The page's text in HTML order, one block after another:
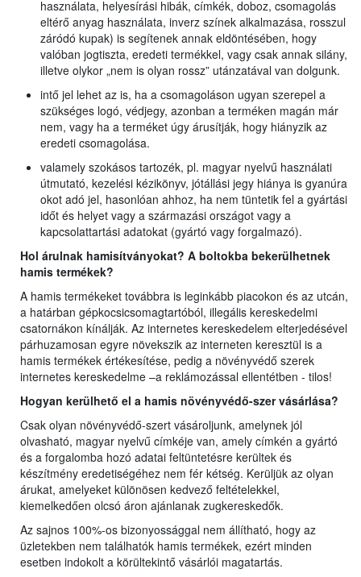
használata, helyesírási hibák, címkék, doboz, csomagolás
eltérő anyag használata, inverz színek alkalmazása, rosszul
záródó kupak) is segítenek annak eldöntésében, hogy
valóban jogtiszta, eredeti termékkel, vagy csak annak silány,
illetve olykor „nem is olyan rossz” utánzatával van dolgunk.
intő jel lehet az is, ha a csomagoláson ugyan szerepel a
szükséges logó, védjegy, azonban a terméken magán már
nem, vagy ha a terméket úgy árusítják, hogy hiányzik az
eredeti csomagolása.
valamely szokásos tartozék, pl. magyar nyelvű használati
útmutató, kezelési kézikönyv, jótállási jegy hiánya is gyanúra
okot adó jel, hasonlóan ahhoz, ha nem tüntetik fel a gyártási
időt és helyet vagy a származási országot vagy a
kapcsolattartási adatokat (gyártó vagy forgalmazó).
Hol árulnak hamisítványokat? A boltokba bekerülhetnek
hamis termékek?
A hamis termékeket továbbra is leginkább piacokon és az utcán,
a határban gépkocsicsomagtartóból, illegális kereskedelmi
csatornákon kínálják. Az internetes kereskedelem elterjedésével
párhuzamosan egyre növekszik az interneten keresztül is a
hamis termékek értékesítése, pedig a növényvédő szerek
internetes kereskedelme –a reklámozással ellentétben - tilos!
Hogyan kerülhető el a hamis növényvédő-szer vásárlása?
Csak olyan növényvédő-szert vásároljunk, amelynek jól
olvasható, magyar nyelvű címkéje van, amely címkén a gyártó
és a forgalomba hozó adatai feltüntetésre kerültek és
készítmény eredetiségéhez nem fér kétség. Kerüljük az olyan
árukat, amelyeket különösen kedvező feltételekkel,
kiemelkedően olcsó áron ajánlanak zugkereskedők.
Az sajnos 100%-os bizonyossággal nem állítható, hogy az
üzletekben nem találhatók hamis termékek, ezért minden
esetben indokolt a körültekintő vásárlói magatartás.